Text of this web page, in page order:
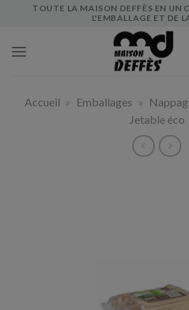
TOUTE LA MAISON DEFFÈS EN UN
L'EMBALLAGE ET DE
Accueil » Emballages »
Jetable éco